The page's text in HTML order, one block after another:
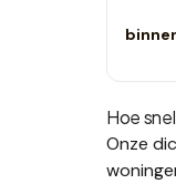
Hoe
Onze